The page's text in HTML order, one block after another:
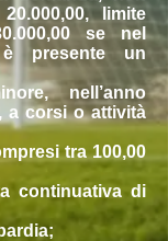
limite
se nel
presente un
nell’anno
a corsi o attività
tra 100,00
continuativa di